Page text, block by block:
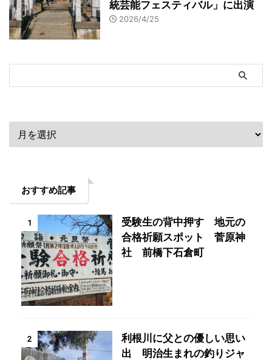
統芸能フェスティバル」に出演
2026/4/25
おすすめ記事
1
受験生の背中押す 地元の
合格祈願スポット 菅原神
社 前橋下石倉町
2
利根川に父との優しい思い
出 明治生まれの釣りジャ